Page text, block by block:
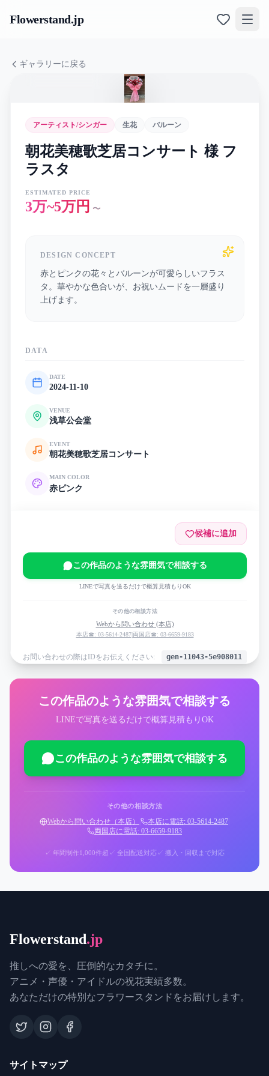
Flowerstand.jp
ギャラリーに戻る
アーティスト/シンガー 生花 バルーン
朝花美穂歌芝居コンサート 様 フ
ラスタ
ESTIMATED PRICE
3万~5万円 〜
DESIGN CONCEPT
赤とピンクの花々とバルーンが可愛らしいフラス
タ。華やかな色合いが、お祝いムードを一層盛り
上げます。
DATA
DATE
2024-11-10
VENUE
浅草公会堂
EVENT
朝花美穂歌芝居コンサート
MAIN COLOR
赤ピンク
候補に追加
この作品のような雰囲気で相談する
LINEで写真を送るだけで概算見積もりOK
その他の相談方法
Webから問い合わせ (本店)
本店☎: 03-5614-2487|両国店☎: 03-6659-9183
お問い合わせの際はIDをお伝えください: gen-11043-5e908011
この作品のような雰囲気で相談する
LINEで写真を送るだけで概算見積もりOK
この作品のような雰囲気で相談する
その他の相談方法
Webから問い合わせ（本店） 本店に電話: 03-5614-2487
両国店に電話: 03-6659-9183
✓ 年間制作1,000件超 ✓ 全国配送対応 ✓ 搬入・回収まで対応
Flowerstand.jp
推しへの愛を、圧倒的なカタチに。
アニメ・声優・アイドルの祝花実績多数。
あなただけの特別なフラワースタンドをお届けします。
サイトマップ